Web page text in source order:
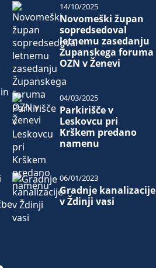
Novomeški župan
sopredsedoval
letnemu zasedanju
Županskega foruma
OZN v Ženevi
14/10/2025
Parkirišče v
Leskovcu pri
Krškem predano
namenu
04/03/2025
Gradnje kanalizacije
v Ždinji vasi
06/01/2023